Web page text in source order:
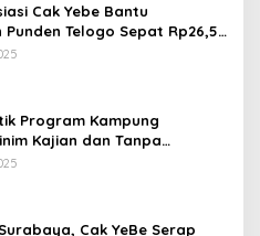
Cak Yebe Bantu
Punden Telogo Sepat Rp26,5
Kunjung Turun
Program Kampung
Kajian dan Tanpa
Cak YeBe Serap